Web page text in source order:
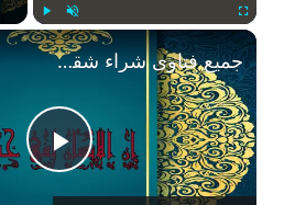
Play Unmute Fullscreen
Play
جميع فتاوى شراء شقق الإسكان الاجتماعي | شرح مفصل وشامل